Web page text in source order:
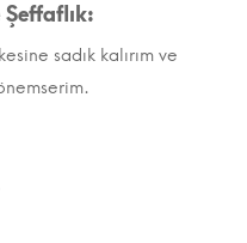
sadık kalırım ve